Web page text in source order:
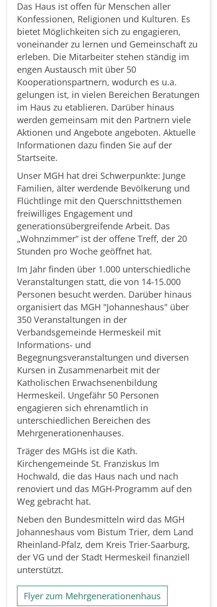
Das Haus ist offen für Menschen aller
Konfessionen, Religionen und Kulturen. Es
bietet Möglichkeiten sich zu engagieren,
voneinander zu lernen und Gemeinschaft zu
erleben. Die Mitarbeiter stehen ständig im
engen Austausch mit über 50
Kooperationspartnern, wodurch es u.a.
gelungen ist, in vielen Bereichen Beratungen
im Haus zu etablieren. Darüber hinaus
werden gemeinsam mit den Partnern viele
Aktionen und Angebote angeboten. Aktuelle
Informationen dazu finden Sie auf der
Startseite.
Unser MGH hat drei Schwerpunkte: Junge
Familien, älter werdende Bevölkerung und
Flüchtlinge mit den Querschnittsthemen
freiwilliges Engagement und
generationsübergreifende Arbeit. Das
„Wohnzimmer“ ist der offene Treff, der 20
Stunden pro Woche geöffnet hat.
Im Jahr finden über 1.000 unterschiedliche
Veranstaltungen statt, die von 14-15.000
Personen besucht werden. Darüber hinaus
organisiert das MGH "Johanneshaus" über
350 Veranstaltungen in der
Verbandsgemeinde Hermeskeil mit
Informations- und
Begegnungsveranstaltungen und diversen
Kursen in Zusammenarbeit mit der
Katholischen Erwachsenenbildung
Hermeskeil. Ungefähr 50 Personen
engagieren sich ehrenamtlich in
unterschiedlichen Bereichen des
Mehrgenerationenhauses.
Träger des MGHs ist die Kath.
Kirchengemeinde St. Franziskus Im
Hochwald, die das Haus nach und nach
renoviert und das MGH-Programm auf den
Weg gebracht hat.
Neben den Bundesmitteln wird das MGH
Johanneshaus vom Bistum Trier, dem Land
Rheinland-Pfalz, dem Kreis Trier-Saarburg,
der VG und der Stadt Hermeskeil finanziell
unterstützt.
Flyer zum Mehrgenerationenhaus